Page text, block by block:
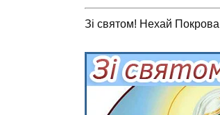
Зі святом! Нехай Покрова